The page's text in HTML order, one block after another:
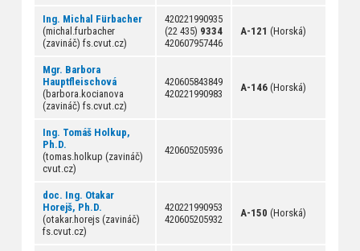
Ing. Michal Fürbacher
(michal.furbacher
(zavináč) fs.cvut.cz)
420221990935
(22 435) 9334
420607957446
A-121 (Horská)
Mgr. Barbora
Hauptfleischová
(barbora.kocianova
(zavináč) fs.cvut.cz)
420605843849
420221990983
A-146(Horská)
Ing. Tomáš Holkup,
Ph.D.
(tomas.holkup (zavináč)
cvut.cz)
420605205936
doc. Ing. Otakar
Horejš, Ph.D.
(otakar.horejs (zavináč)
fs.cvut.cz)
420221990953
420605205932
A-150 (Horská)